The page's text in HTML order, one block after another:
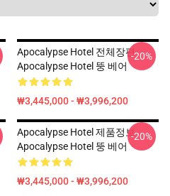
Apocalypse Hotel 전체장편
Apocalypse Hotel 뚱 베어
₩3,445,000 - ₩3,996,200
-20%
Apocalypse Hotel 제품정보
Apocalypse Hotel 뚱 베어
₩3,445,000 - ₩3,996,200
-20%